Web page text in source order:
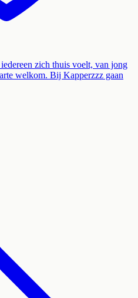
zich thuis voelt, van jong
welkom. Bij Kapperzzz gaan